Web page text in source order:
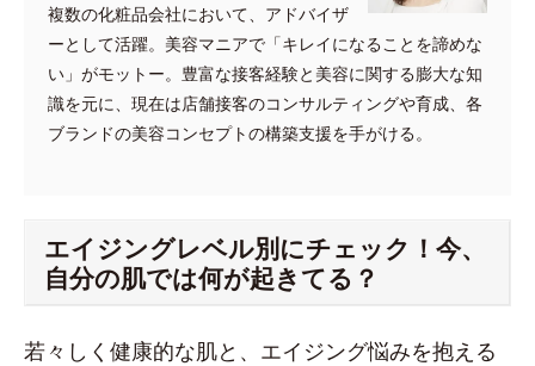
複数の化粧品会社において、アドバイザ
ーとして活躍。美容マニアで「キレイになることを諦めな
い」がモットー。豊富な接客経験と美容に関する膨大な知
識を元に、現在は店舗接客のコンサルティングや育成、各
ブランドの美容コンセプトの構築支援を手がける。
エイジングレベル別にチェック！今、
自分の肌では何が起きてる？
若々しく健康的な肌と、エイジング悩みを抱える